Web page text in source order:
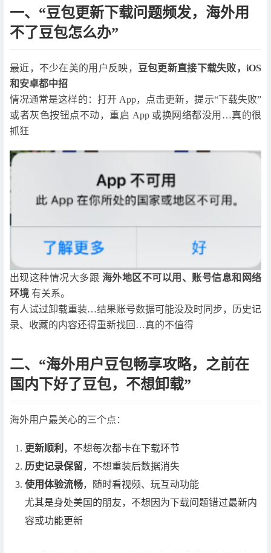
一、“豆包更新下载问题频发，海外用
不了豆包怎么办”
最近，不少在美的用户反映，
豆包更新直接下载失败，iOS
和安卓都中招
情况通常是这样的：打开 App，点击更新，提示“下载失败”
或者灰色按钮点不动，重启 App 或换网络都没用…真的很
抓狂
出现这种情况大多跟 海外地区不可以用、账号信息和网络
环境 有关系。
有人试过卸载重装…结果账号数据可能没及时同步，历史记
录、收藏的内容还得重新找回…真的不值得
二、“海外用户豆包畅享攻略，之前在
国内下好了豆包，不想卸载”
海外用户最关心的三个点：
更新顺利 ，不想每次都卡在下载环节
历史记录保留，不想重装后数据消失
使用体验流畅，随时看视频、玩互动功能
尤其是身处美国的朋友，不想因为下载问题错过最新内
容或功能更新